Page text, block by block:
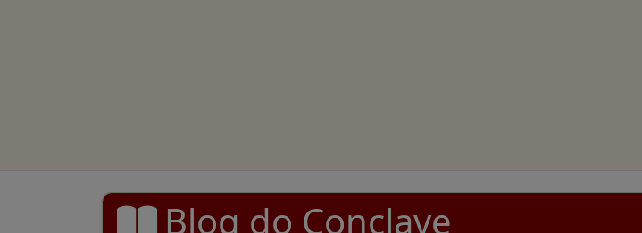
Blog do Conclave